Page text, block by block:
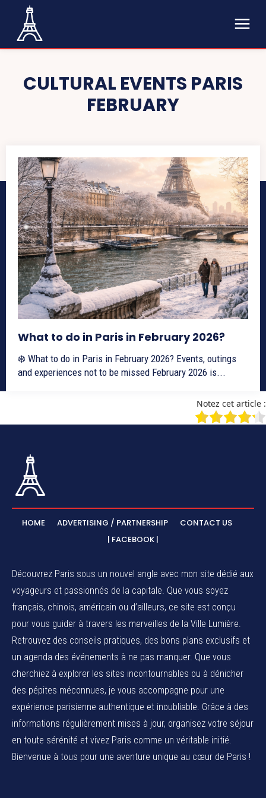
CULTURAL EVENTS PARIS
FEBRUARY
What to do in Paris in February 2026?
❄️ What to do in Paris in February 2026? Events, outings
and experiences not to be missed February 2026 is...
Notez cet article :
HOME ADVERTISING / PARTNERSHIP
CONTACT US
| FACEBOOK |
Découvrez Paris sous un nouvel angle avec mon site dédié aux
voyageurs et passionnés de la capitale. Que vous soyez
français, chinois, américain ou d’ailleurs, ce site est conçu
pour vous guider à travers les merveilles de la Ville Lumière.
Retrouvez des conseils pratiques, des bons plans exclusifs et
un agenda des événements à ne pas manquer. Que vous
cherchiez à explorer les sites incontournables ou à dénicher
des pépites méconnues, je vous accompagne pour une
expérience parisienne authentique et inoubliable. Grâce à des
informations régulièrement mises à jour, organisez votre séjour
en toute sérénité et vivez Paris comme un véritable initié.
Bienvenue à tous pour une aventure unique au cœur de Paris !